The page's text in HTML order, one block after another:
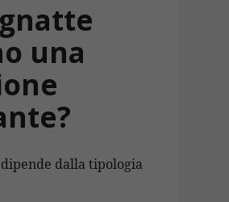
una
dalla tipologia